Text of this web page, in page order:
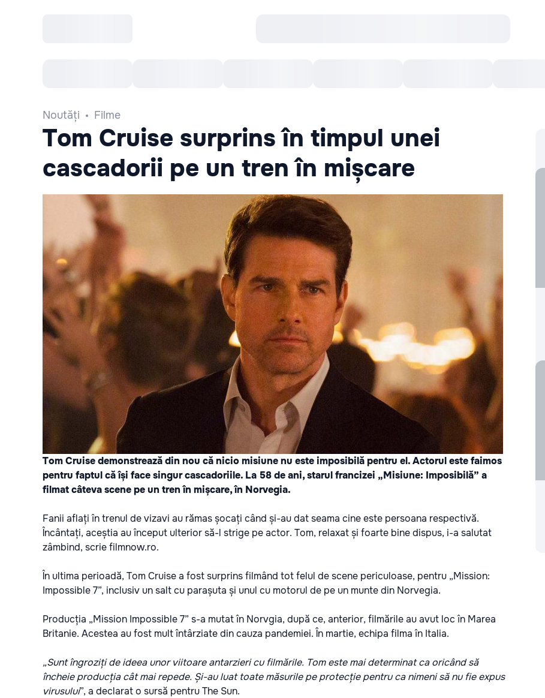
Noutăți Filme
Tom Cruise surprins în timpul unei
cascadorii pe un tren în mișcare
Tom Cruise demonstrează din nou că nicio misiune nu este imposibilă pentru el. Actorul este faimos
pentru faptul că își face singur cascadoriile. La 58 de ani, starul francizei „Misiune: Imposibilă” a
filmat câteva scene pe un tren în mișcare, în Norvegia.
Fanii aflați în trenul de vizavi au rămas șocați când și-au dat seama cine este persoana respectivă.
Încântați, aceștia au început ulterior să-l strige pe actor. Tom, relaxat și foarte bine dispus, i-a salutat
zâmbind, scriefilmnow.ro.
În ultima perioadă, Tom Cruise a fost surprins filmând tot felul de scene periculoase, pentru „Mission:
Impossible 7”, inclusiv un salt cu parașuta și unul cu motorul de pe un munte din Norvegia.
Producția „Mission Impossible 7” s-a mutat în Norvgia, după ce, anterior, filmările au avut loc în Marea
Britanie. Acestea au fost mult întârziate din cauza pandemiei. În martie, echipa filma în Italia.
„Sunt îngroziți de ideea unor viitoare antarzieri cu filmările. Tom este mai determinat ca oricând să
încheie producția cât mai repede. Și-au luat toate măsurile pe protecție pentru ca nimeni să nu fie expus
virusului”, a declarat o sursă pentru The Sun.